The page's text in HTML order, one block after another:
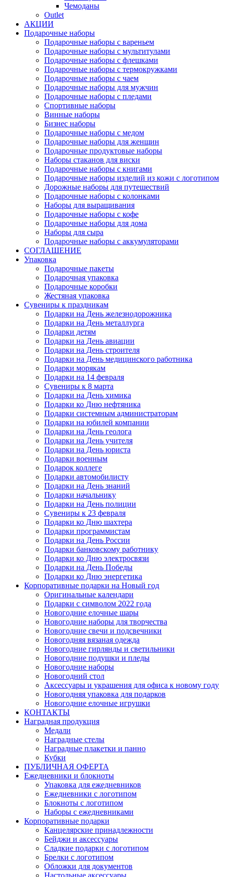
Чемоданы
Outlet
АКЦИИ
Подарочные наборы
Подарочные наборы с вареньем
Подарочные наборы с мультитулами
Подарочные наборы с флешками
Подарочные наборы с термокружками
Подарочные наборы с чаем
Подарочные наборы для мужчин
Подарочные наборы с пледами
Спортивные наборы
Винные наборы
Бизнес наборы
Подарочные наборы с медом
Подарочные наборы для женщин
Подарочные продуктовые наборы
Наборы стаканов для виски
Подарочные наборы с книгами
Подарочные наборы изделий из кожи с логотипом
Дорожные наборы для путешествий
Подарочные наборы с колонками
Наборы для выращивания
Подарочные наборы с кофе
Подарочные наборы для дома
Наборы для сыра
Подарочные наборы с аккумуляторами
СОГЛАШЕНИЕ
Упаковка
Подарочные пакеты
Подарочная упаковка
Подарочные коробки
Жестяная упаковка
Сувениры к праздникам
Подарки на День железнодорожника
Подарки на День металлурга
Подарки детям
Подарки на День авиации
Подарки на День строителя
Подарки на День медицинского работника
Подарки морякам
Подарки на 14 февраля
Сувениры к 8 марта
Подарки на День химика
Подарки ко Дню нефтяника
Подарки системным администраторам
Подарки на юбилей компании
Подарки на День геолога
Подарки на День учителя
Подарки на День юриста
Подарки военным
Подарок коллеге
Подарки автомобилисту
Подарки на День знаний
Подарки начальнику
Подарки на День полиции
Сувениры к 23 февраля
Подарки ко Дню шахтера
Подарки программистам
Подарки на День России
Подарки банковскому работнику
Подарки ко Дню электросвязи
Подарки на День Победы
Подарки ко Дню энергетика
Корпоративные подарки на Новый год
Оригинальные календари
Подарки с символом 2022 года
Новогодние елочные шары
Новогодние наборы для творчества
Новогодние свечи и подсвечники
Новогодняя вязаная одежда
Новогодние гирлянды и светильники
Новогодние подушки и пледы
Новогодние наборы
Новогодний стол
Аксессуары и украшения для офиса к новому году
Новогодняя упаковка для подарков
Новогодние елочные игрушки
КОНТАКТЫ
Наградная продукция
Медали
Наградные стелы
Наградные плакетки и панно
Кубки
ПУБЛИЧНАЯ ОФЕРТА
Ежедневники и блокноты
Упаковка для ежедневников
Ежедневники с логотипом
Блокноты с логотипом
Наборы с ежедневниками
Корпоративные подарки
Канцелярские принадлежности
Бейджи и аксессуары
Сладкие подарки с логотипом
Брелки с логотипом
Обложки для документов
Настольные аксессуары